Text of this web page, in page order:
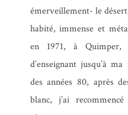
émerveillement- le
habité, immense et
en 1971, à
d’enseignant jusqu’à
des années 80, après
blanc, j’ai